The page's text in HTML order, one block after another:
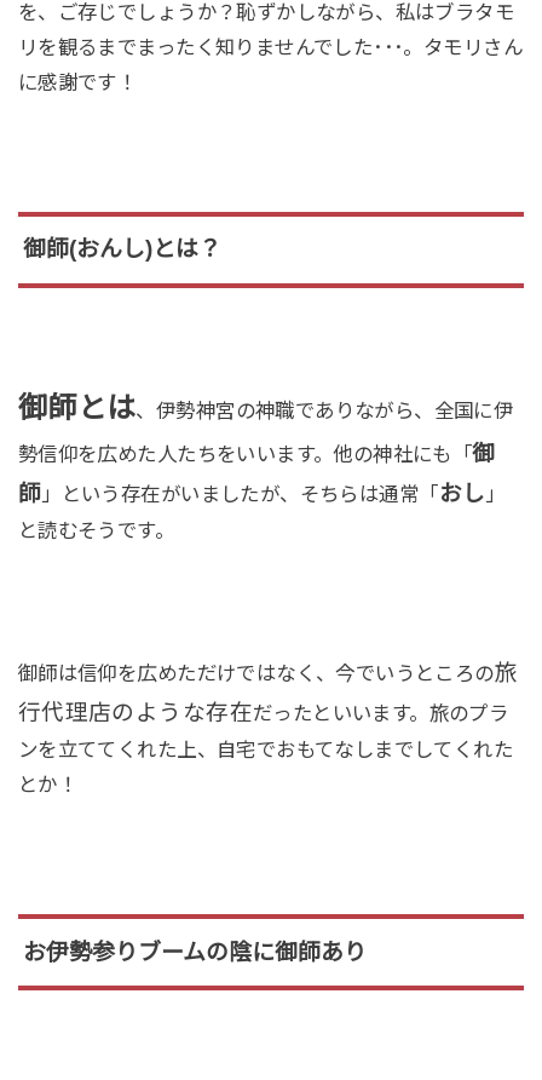
を、ご存じでしょうか？恥ずかしながら、私はブラタモ
リを観るまでまったく知りませんでした･･･。タモリさん
に感謝です！
御師(おんし)とは？
御師とは、伊勢神宮の神職でありながら、全国に伊
勢信仰を広めた人たちをいいます。他の神社にも「御
師 」という存在がいましたが、そちらは通常「おし 」
と読むそうです。
御師は信仰を広めただけではなく、今でいうところの旅
行代理店のような存在だったといいます。旅のプラ
ンを立ててくれた上、自宅でおもてなしまでしてくれた
とか！
お伊勢参りブームの陰に御師あり